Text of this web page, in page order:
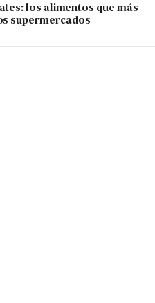
los alimentos que más
supermercados